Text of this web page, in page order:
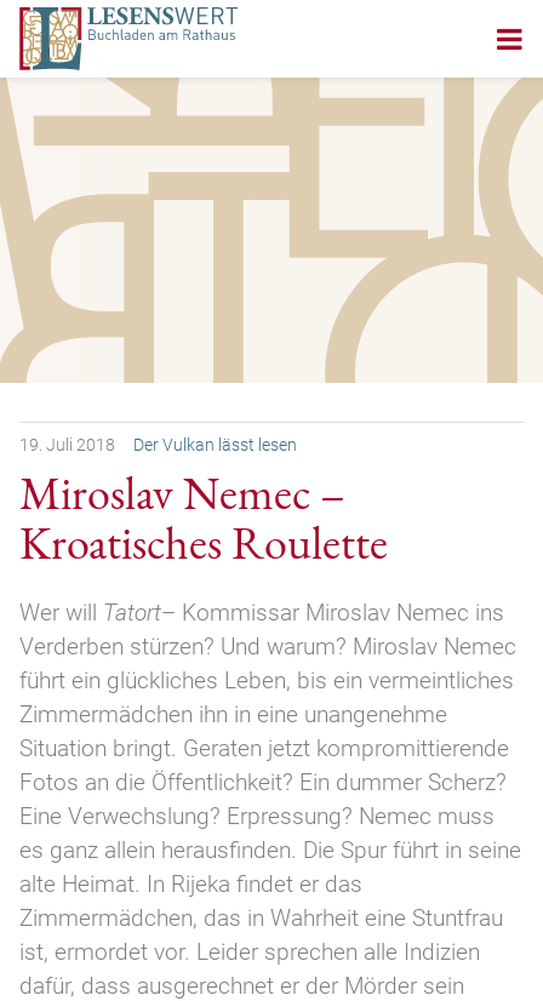
19. Juli 2018 Der Vulkan lässt lesen
Miroslav Nemec –
Kroatisches Roulette
Wer will Tatort– Kommissar Miroslav Nemec ins
Verderben stürzen? Und warum? Miroslav Nemec
führt ein glückliches Leben, bis ein vermeintliches
Zimmermädchen ihn in eine unangenehme
Situation bringt. Geraten jetzt kompromittierende
Fotos an die Öffentlichkeit? Ein dummer Scherz?
Eine Verwechslung? Erpressung? Nemec muss
es ganz allein herausfinden. Die Spur führt in seine
alte Heimat. In Rijeka findet er das
Zimmermädchen, das in Wahrheit eine Stuntfrau
ist, ermordet vor. Leider sprechen alle Indizien
dafür, dass ausgerechnet er der Mörder sein